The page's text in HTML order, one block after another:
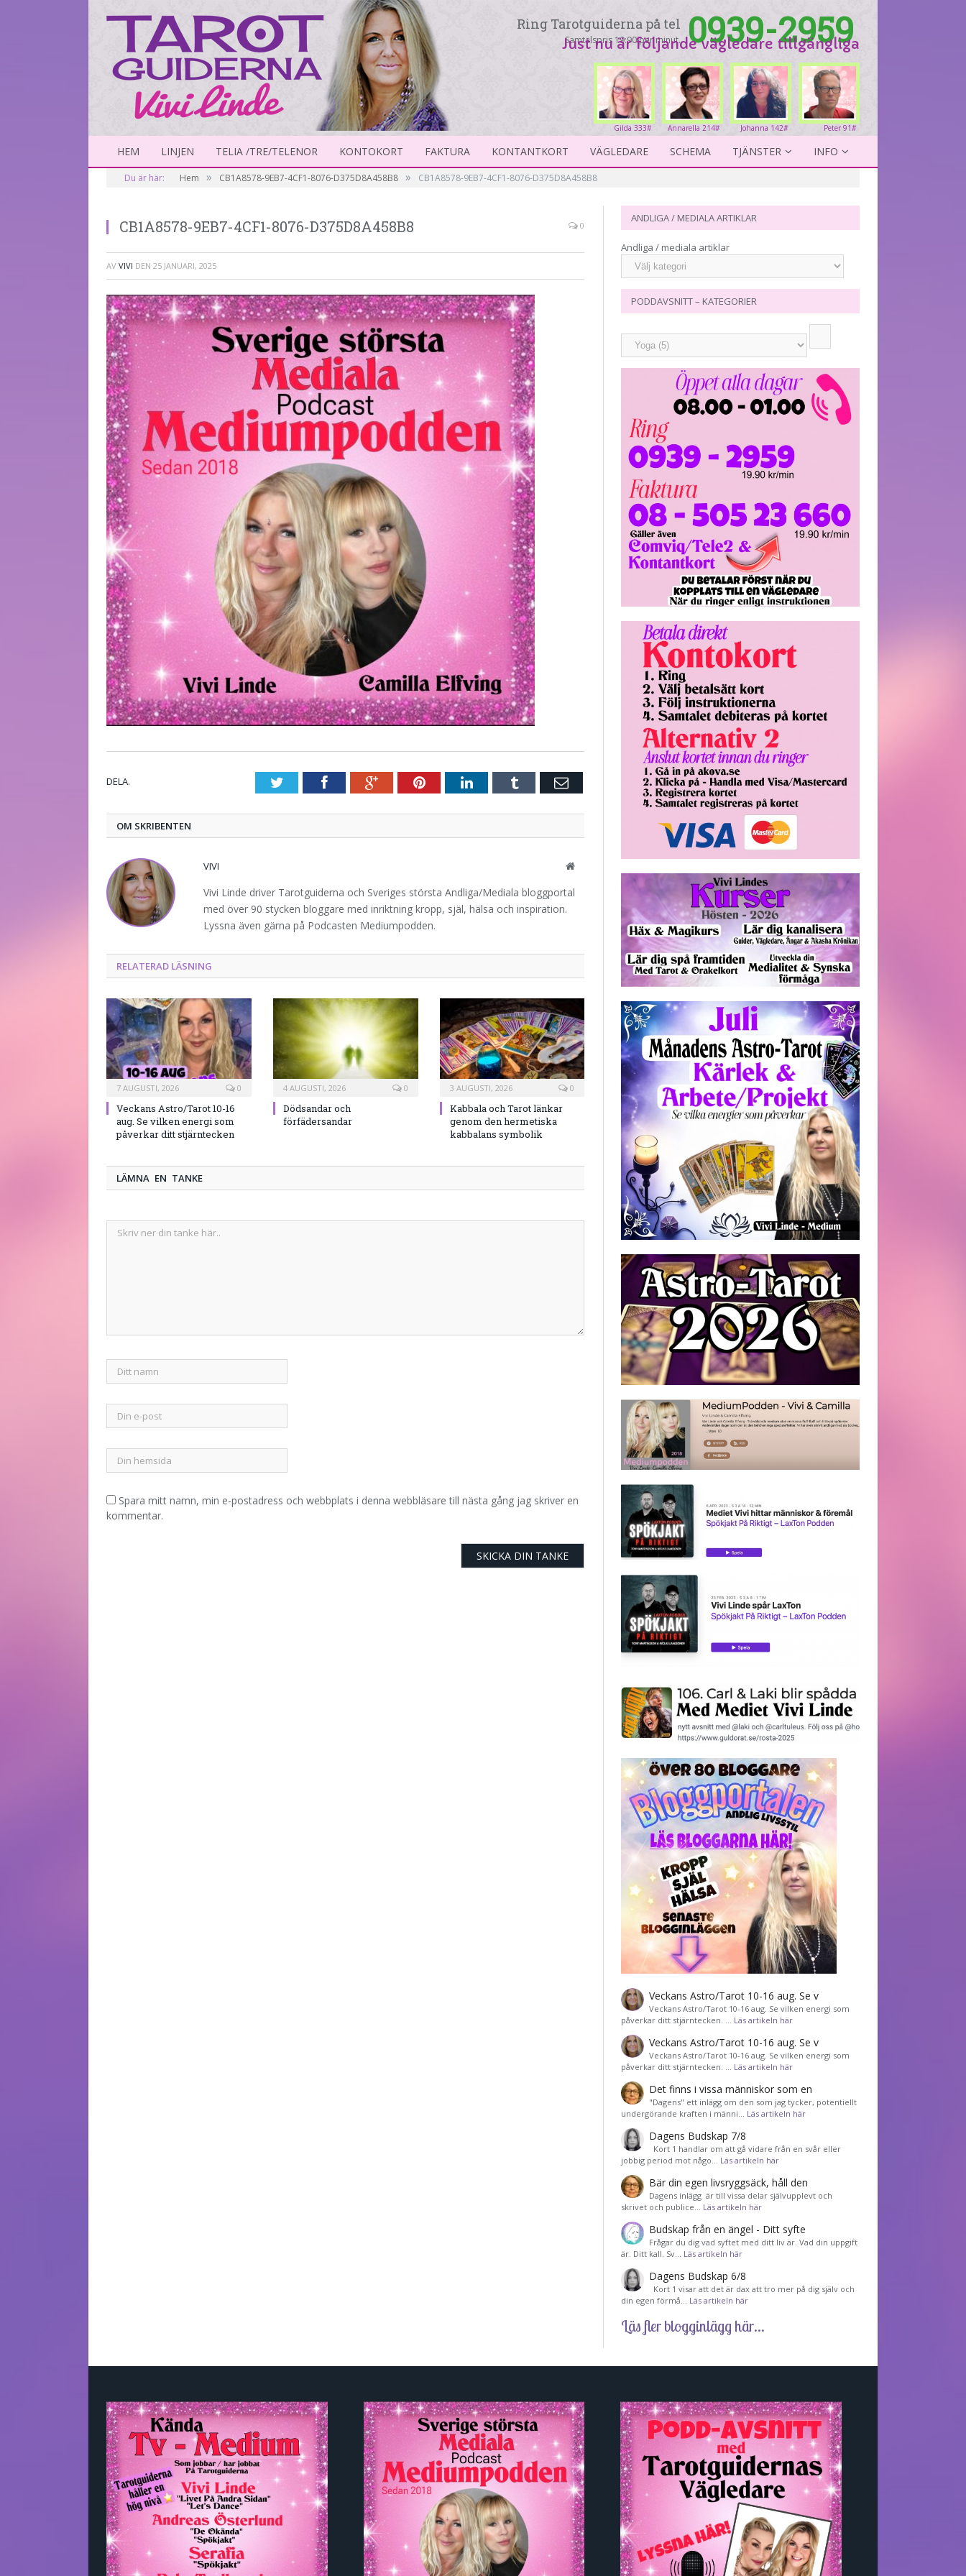
Ring Tarotguiderna på tel
Samtalspris 19:90 per minut. 0939-2959
Just nu är följande vägledare tillgängliga
Peter 91#
Johanna 142#
Annarella 214#
Gilda 333#
HEM LINJEN TELIA /TRE/TELENOR KONTOKORT FAKTURA KONTANTKORT VÄGLEDARE SCHEMA TJÄNSTER INFO
Du är här: Hem » CB1A8578-9EB7-4CF1-8076-D375D8A458B8 » CB1A8578-9EB7-4CF1-8076-D375D8A458B8
CB1A8578-9EB7-4CF1-8076-D375D8A458B8 0
AV VIVI DEN 25 JANUARI, 2025
DELA. TwitterFacebookGoogle+PinterestLinkedInTumblr E-
OM SKRIBENTEN
VIVI Website
Vivi Linde driver Tarotguiderna och Sveriges största Andliga/Mediala bloggportal
med över 90 stycken bloggare med inriktning kropp, själ, hälsa och inspiration.
Lyssna även gärna på Podcasten Mediumpodden.
RELATERAD LÄSNING
7 AUGUSTI, 2026 0
Veckans Astro/Tarot 10-16
aug. Se vilken energi som
påverkar ditt stjärntecken
4 AUGUSTI, 2026 0
Dödsandar och
förfädersandar
3 AUGUSTI, 2026 0
Kabbala och Tarot länkar
genom den hermetiska
kabbalans symbolik
LÄMNA EN TANKE
Spara mitt namn, min e-postadress och webbplats i denna webbläsare till nästa gång jag skriver en
kommentar.
ANDLIGA / MEDIALA ARTIKLAR
Andliga / mediala artiklar
PODDAVSNITT – KATEGORIER
Veckans Astro/Tarot 10-16 aug. Se v
Veckans Astro/Tarot 10-16 aug. Se vilken energi som
påverkar ditt stjärntecken. … Läs artikeln här
Veckans Astro/Tarot 10-16 aug. Se v
Veckans Astro/Tarot 10-16 aug. Se vilken energi som
påverkar ditt stjärntecken. … Läs artikeln här
Det finns i vissa människor som en
"Dagens" ett inlägg om den som jag tycker, potentiellt
undergörande kraften i männi… Läs artikeln här
Dagens Budskap 7/8
Kort 1 handlar om att gå vidare från en svår eller
jobbig period mot någo… Läs artikeln här
Bär din egen livsryggsäck, håll den
Dagens inlägg är till vissa delar självupplevt och
skrivet och publice… Läs artikeln här
Budskap från en ängel - Ditt syfte
Frågar du dig vad syftet med ditt liv är. Vad din uppgift
är. Ditt kall. Sv… Läs artikeln här
Dagens Budskap 6/8
Kort 1 visar att det är dax att tro mer på dig själv och
din egen förmå… Läs artikeln här
Läs fler blogginlägg här...